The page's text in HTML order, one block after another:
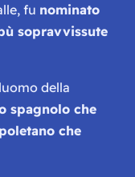
fu nominato
sopravvissute
della
spagnolo che
che